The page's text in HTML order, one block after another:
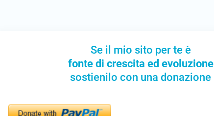
Se il mio sito per te è
fonte di crescita ed evoluzione
sostienilo con una donazione